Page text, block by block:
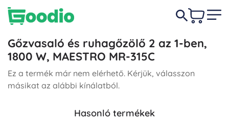
Gőzvasaló és ruhagőzölő 2 az 1-ben,
1800 W, MAESTRO MR-315C
Ez a termék már nem elérhető. Kérjük, válasszon
másikat az alábbi kínálatból.
Hasonló termékek